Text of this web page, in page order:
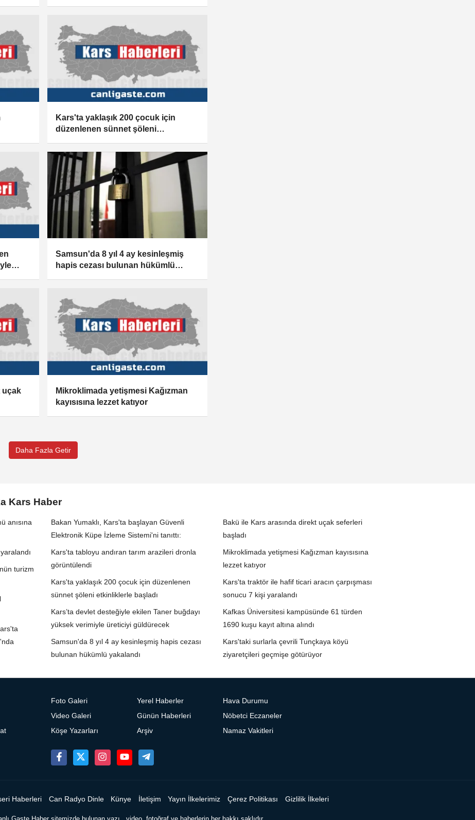
Kars'ta yaklaşık 200 çocuk için
düzenlenen sünnet şöleni
Samsun'da 8 yıl 4 ay kesinleşmiş
hapis cezası bulunan hükümlü
uçak
Mikroklimada yetişmesi Kağızman
kayısısına lezzet katıyor
Daha Fazla Getir
Kars Haber
anısına
turizm
Bakan Yumaklı, Kars'ta başlayan Güvenli
Elektronik Küpe İzleme Sistemi'ni tanıttı:
Kars'ta tabloyu andıran tarım arazileri dronla
görüntülendi
Kars'ta yaklaşık 200 çocuk için düzenlenen
sünnet şöleni etkinliklerle başladı
Kars’ta devlet desteğiyle ekilen Taner buğdayı
yüksek verimiyle üreticiyi güldürecek
Samsun'da 8 yıl 4 ay kesinleşmiş hapis cezası
bulunan hükümlü yakalandı
Bakü ile Kars arasında direkt uçak seferleri
başladı
Mikroklimada yetişmesi Kağızman kayısısına
lezzet katıyor
Kars'ta traktör ile hafif ticari aracın çarpışması
sonucu 7 kişi yaralandı
Kafkas Üniversitesi kampüsünde 61 türden
1690 kuşu kayıt altına alındı
Kars'taki surlarla çevrili Tunçkaya köyü
ziyaretçileri geçmişe götürüyor
Foto Galeri
Video Galeri
Köşe Yazarları
Yerel Haberler
Günün Haberleri
Arşiv
Hava Durumu
Nöbetci Eczaneler
Namaz Vakitleri
Haberleri Can Radyo Dinle Künye İletişim Yayın İlkelerimiz Çerez Politikası Gizlilik İlkeleri